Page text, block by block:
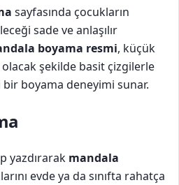
sayfasında çocukların
sade ve anlaşılır
boyama resmi, küçük
şekilde basit çizgilerle
bir boyama deneyimi sunar.
yazdırarak mandala
evde ya da sınıfta rahatça